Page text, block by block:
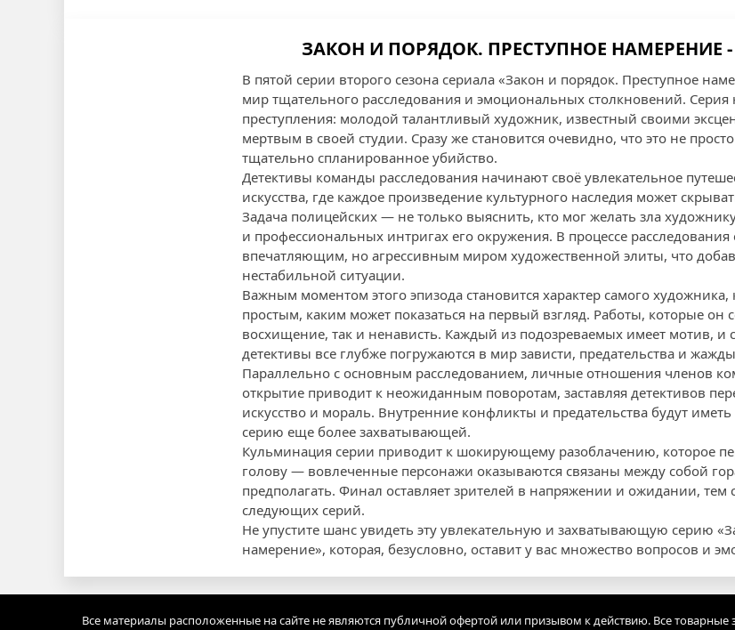
ЗАКОН И ПОРЯДОК. ПРЕСТУПНОЕ НАМЕРЕНИЕ -
В пятой серии второго сезона сериала «Закон и порядок. Преступное
мир тщательного расследования и эмоциональных столкновений.
преступления: молодой талантливый художник, известный своими
мертвым в своей студии. Сразу же становится очевидно, что это не
тщательно спланированное убийство.
Детективы команды расследования начинают своё увлекательное
искусства, где каждое произведение культурного наследия может
Задача полицейских — не только выяснить, кто мог желать зла
и профессиональных интригах его окружения. В процессе расследования
впечатляющим, но агрессивным миром художественной элиты, что
нестабильной ситуации.
Важным моментом этого эпизода становится характер самого
простым, каким может показаться на первый взгляд. Работы, которые он
восхищение, так и ненависть. Каждый из подозреваемых имеет мотив, и
детективы все глубже погружаются в мир зависти, предательства и
Параллельно с основным расследованием, личные отношения членов
открытие приводит к неожиданным поворотам, заставляя детективов
искусство и мораль. Внутренние конфликты и предательства будут иметь
серию еще более захватывающей.
Кульминация серии приводит к шокирующему разоблачению, которое
голову — вовлеченные персонажи оказываются связаны между собой
предполагать. Финал оставляет зрителей в напряжении и ожидании, тем
следующих серий.
Не упустите шанс увидеть эту увлекательную и захватывающую серию
намерение», которая, безусловно, оставит у вас множество вопросов и
Все материалы расположенные на сайте не являются публичной офертой или призывом к действию. Все